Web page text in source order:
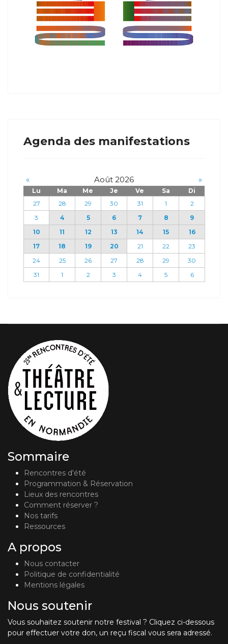
Agenda des manifestations
« Août 2026 »
Lu Ma Me Je Ve Sa
Di
27
28 29 30 31 1
2
3
4 5 6 7 8
9
10
11 12 13 14 15
16
17
18 19 20 21 22
23
24
25 26 27 28 29
30
31
1 2 3 4 5 6
Sommaire
Rencontres d'été
Programmation & Réservation
Lieux des rencontres
Comment réserver ?
Nos tarifs
Ressources
A propos
Nous contacter
Politique de confidentialité
Mentions légales
Nous soutenir
Vous souhaitez soutenir notre festival ? Cliquez ci-dessous
pour effectuer votre don, un reçu fiscal vous sera adressé.